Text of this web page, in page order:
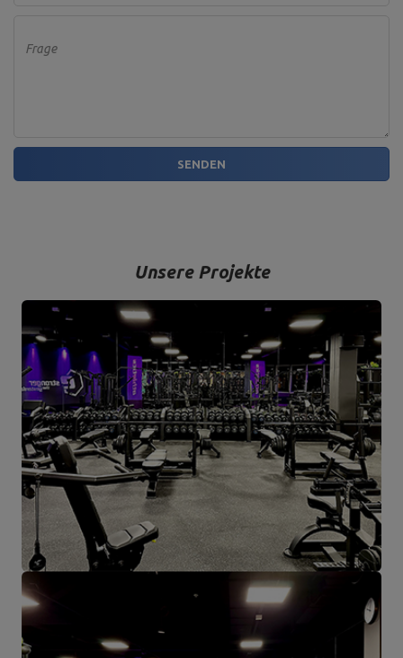
Frage
SENDEN
Unsere Projekte